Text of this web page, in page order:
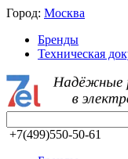
Город: Москва
Бренды
Техническая
+7(499)550-50-61